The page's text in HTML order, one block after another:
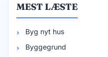
MEST LÆSTE
Byg nyt hus
Byggegrund